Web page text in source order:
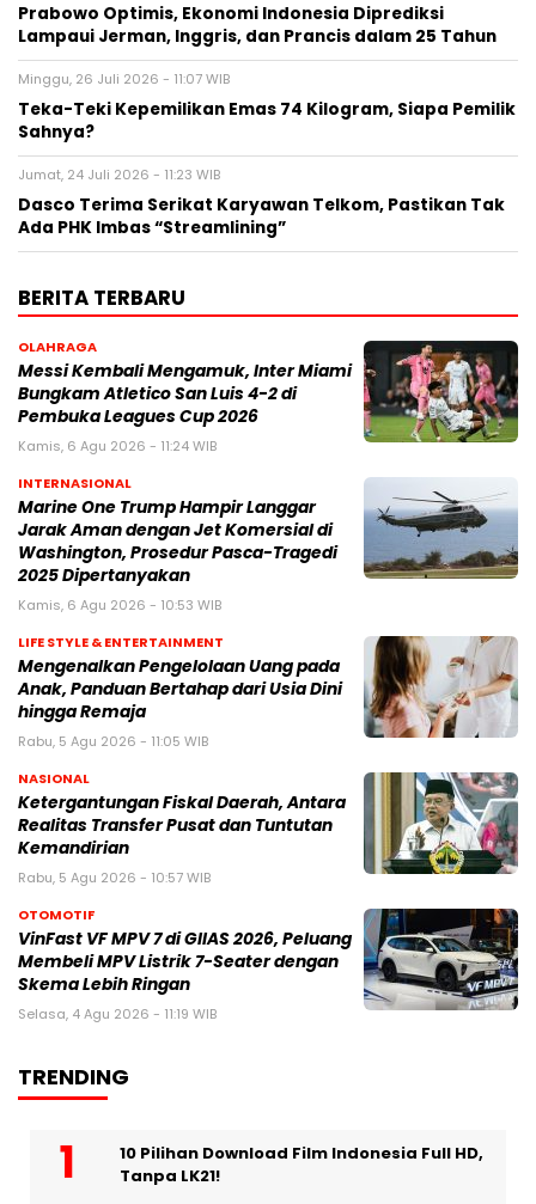
Prabowo Optimis, Ekonomi Indonesia Diprediksi
Lampaui Jerman, Inggris, dan Prancis dalam 25 Tahun
Minggu, 26 Juli 2026 - 11:07 WIB
Teka-Teki Kepemilikan Emas 74 Kilogram, Siapa Pemilik
Sahnya?
Jumat, 24 Juli 2026 - 11:23 WIB
Dasco Terima Serikat Karyawan Telkom, Pastikan Tak
Ada PHK Imbas “Streamlining”
BERITA TERBARU
OLAHRAGA
Messi Kembali Mengamuk, Inter Miami
Bungkam Atletico San Luis 4-2 di
Pembuka Leagues Cup 2026
Kamis, 6 Agu 2026 - 11:24 WIB
INTERNASIONAL
Marine One Trump Hampir Langgar
Jarak Aman dengan Jet Komersial di
Washington, Prosedur Pasca-Tragedi
2025 Dipertanyakan
Kamis, 6 Agu 2026 - 10:53 WIB
LIFE STYLE & ENTERTAINMENT
Mengenalkan Pengelolaan Uang pada
Anak, Panduan Bertahap dari Usia Dini
hingga Remaja
Rabu, 5 Agu 2026 - 11:05 WIB
NASIONAL
Ketergantungan Fiskal Daerah, Antara
Realitas Transfer Pusat dan Tuntutan
Kemandirian
Rabu, 5 Agu 2026 - 10:57 WIB
OTOMOTIF
VinFast VF MPV 7 di GIIAS 2026, Peluang
Membeli MPV Listrik 7-Seater dengan
Skema Lebih Ringan
Selasa, 4 Agu 2026 - 11:19 WIB
TRENDING
10 Pilihan Download Film Indonesia Full HD,
Tanpa LK21!